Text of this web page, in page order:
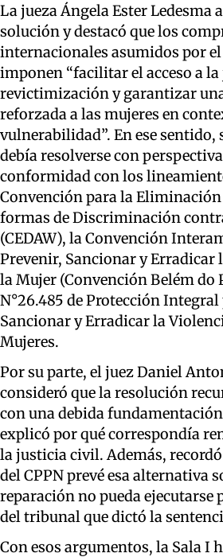
La jueza Ángela Ester Ledesma
solución y destacó que los
internacionales asumidos por
imponen “facilitar el acceso a
revictimización y garantizar
reforzada a las mujeres en
vulnerabilidad”. En ese sentido,
debía resolverse con
conformidad con los
Convención para la Eliminación
formas de Discriminación
(CEDAW), la Convención
Prevenir, Sancionar y Erradicar
la Mujer (Convención Belém do
N°26.485 de Protección
Sancionar y Erradicar la
Mujeres.
Por su parte, el juez Daniel
consideró que la resolución
con una debida
explicó por qué correspondía
la justicia civil. Además,
del CPPN prevé esa alternativa
reparación no pueda ejecutarse
del tribunal que dictó la
Con esos argumentos, la Sala I